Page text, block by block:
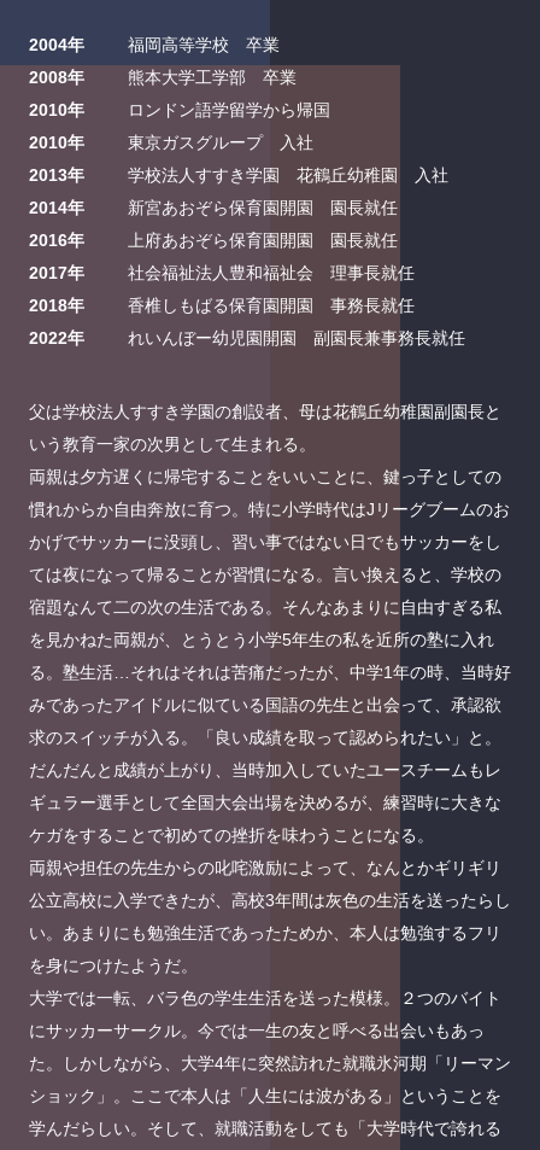
2004年
福岡高等学校 卒業
2008年
熊本大学工学部 卒業
2010年
ロンドン語学留学から帰国
2010年
東京ガスグループ 入社
2013年
学校法人すすき学園 花鶴丘幼稚園 入社
2014年
新宮あおぞら保育園開園 園長就任
2016年
上府あおぞら保育園開園 園長就任
2017年
社会福祉法人豊和福祉会 理事長就任
2018年
香椎しもばる保育園開園 事務長就任
2022年
れいんぼー幼児園開園 副園長兼事務長就任
父は学校法人すすき学園の創設者、母は花鶴丘幼稚園副園長と
いう教育一家の次男として生まれる。
両親は夕方遅くに帰宅することをいいことに、鍵っ子としての
慣れからか自由奔放に育つ。特に小学時代はJリーグブームのお
かげでサッカーに没頭し、習い事ではない日でもサッカーをし
ては夜になって帰ることが習慣になる。言い換えると、学校の
宿題なんて二の次の生活である。そんなあまりに自由すぎる私
を見かねた両親が、とうとう小学5年生の私を近所の塾に入れ
る。塾生活…それはそれは苦痛だったが、中学1年の時、当時好
みであったアイドルに似ている国語の先生と出会って、承認欲
求のスイッチが入る。「良い成績を取って認められたい」と。
だんだんと成績が上がり、当時加入していたユースチームもレ
ギュラー選手として全国大会出場を決めるが、練習時に大きな
ケガをすることで初めての挫折を味わうことになる。
両親や担任の先生からの叱咤激励によって、なんとかギリギリ
公立高校に入学できたが、高校3年間は灰色の生活を送ったらし
い。あまりにも勉強生活であったためか、本人は勉強するフリ
を身につけたようだ。
大学では一転、バラ色の学生生活を送った模様。２つのバイト
にサッカーサークル。今では一生の友と呼べる出会いもあっ
た。しかしながら、大学4年に突然訪れた就職氷河期「リーマン
ショック」。ここで本人は「人生には波がある」ということを
学んだらしい。そして、就職活動をしても「大学時代で誇れる